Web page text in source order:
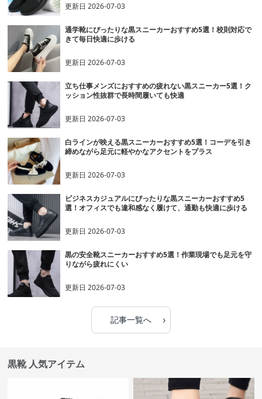
更新日2026-07-03
通学靴にぴったりな黒スニーカーおすすめ5選！校則対応で
きて毎日快適に歩ける
更新日2026-07-03
立ち仕事メンズにおすすめの疲れない黒スニーカー5選！ク
ッション性抜群で長時間履いても快適
更新日2026-07-03
白ラインが映える黒スニーカーおすすめ5選！コーデを引き
締めながら足元に軽やかなアクセントをプラス
更新日2026-07-03
ビジネスカジュアルにぴったりな黒スニーカーおすすめ5
選！オフィスでも違和感なく履けて、通勤も快適に歩ける
更新日2026-07-03
黒の安全靴スニーカーおすすめ5選！作業現場でも足元を守
りながら疲れにくい
更新日2026-07-03
記事一覧へ ›
黒靴 人気アイテム